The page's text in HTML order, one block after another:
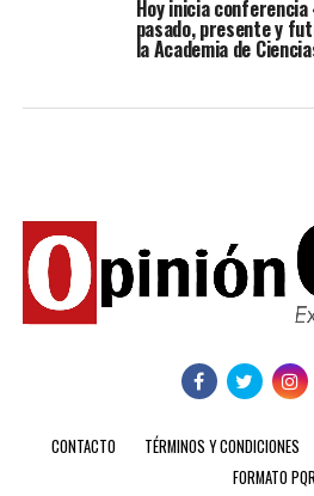
Hoy inicia conferencia
pasado, presente y
la Academia de
CONTACTO TÉRMINOS Y CONDICIONES
FORMATO